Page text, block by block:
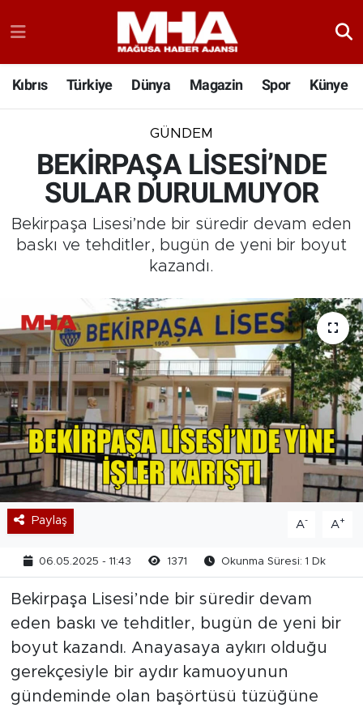
Kıbrıs Türkiye Dünya Magazin Spor Künye
GÜNDEM
BEKİRPAŞA LİSESİ’NDE
SULAR DURULMUYOR
Bekirpaşa Lisesi’nde bir süredir devam eden
baskı ve tehditler, bugün de yeni bir boyut
kazandı.
Paylaş A- A+
06.05.2025 - 11:43 1371 Okunma Süresi: 1 Dk
Bekirpaşa Lisesi’nde bir süredir devam
eden baskı ve tehditler, bugün de yeni bir
boyut kazandı. Anayasaya aykırı olduğu
gerekçesiyle bir aydır kamuoyunun
gündeminde olan başörtüsü tüzüğüne